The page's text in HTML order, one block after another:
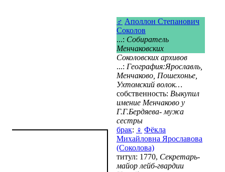
♂ Аполлон Степанович
Соколов
...: Собиратель
Менчаковских
Соколовских архивов
...: География:Ярославль,
Менчаково, Пошехонье,
Ухтомский волок…
собственность: Выкупил
имение Менчаково у
Г.Г.Бердяева- мужа
сестры
брак: ♀ Фёкла
Михайловна Ярославова
(Соколова)
титул: 1770, Секретарь-
майор лейб-гвардии